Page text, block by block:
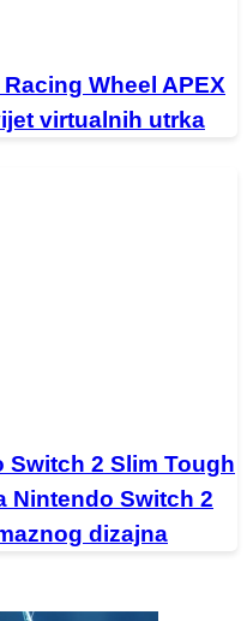
Wheel APEX
virtualnih utrka
Switch 2 Slim Tough
Nintendo Switch 2
dizajna